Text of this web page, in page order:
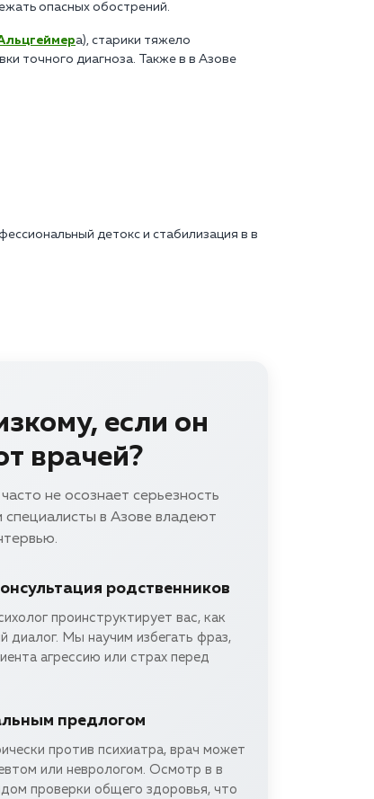
опасных обострений.
а), старики тяжело
точного диагноза. Также в в Азове
детокс и стабилизация в в
если он
врачей?
не осознает серьезность
в Азове владеют
родственников
проинструктирует вас, как
диалог. Мы научим избегать фраз,
агрессию или страх перед
предлогом
против психиатра, врач может
или неврологом. Осмотр в в
проверки общего здоровья, что